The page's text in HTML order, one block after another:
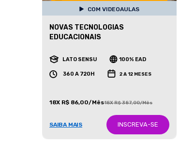
COM VIDEOAULAS
NOVAS TECNOLOGIAS
EDUCACIONAIS
LATO SENSU 100% EAD
360 A 720H 2 A 12 MESES
18X R$ 86,00/Mês18X R$ 387,00/Mês
SAIBA MAIS INSCREVA-SE